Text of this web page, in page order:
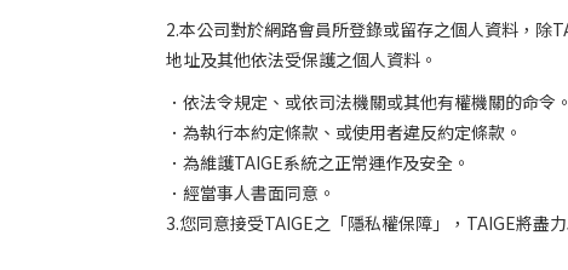
2.本公司對於網路會員所登錄或留存之個人資料，除
地址及其他依法受保護之個人資料。
．依法令規定、或依司法機關或其他有權機關的命令。
．為執行本約定條款、或使用者違反約定條款。
．為維護TAIGE系統之正常運作及安全。
．經當事人書面同意。
3.您同意接受TAIGE之「隱私權保障」， TAIGE將盡